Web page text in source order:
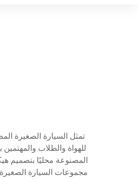
تمثل السيارة الصغيرة
للهواة والطلاب
المصنوعة محليًا بتصميم
مجموعات السيارة